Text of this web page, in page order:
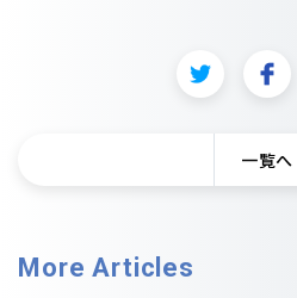
一覧へ
More Articles